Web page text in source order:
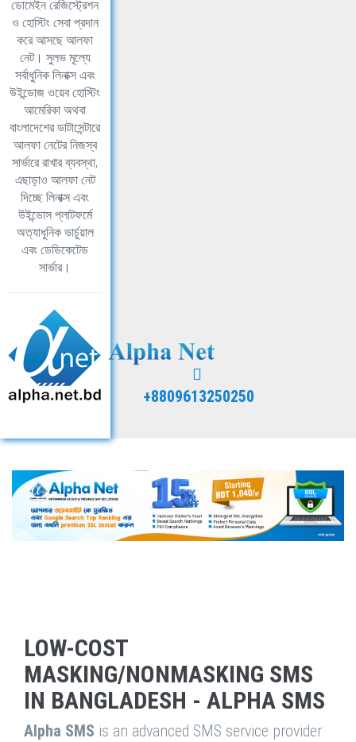
ডোমেইন রেজিস্ট্রেশন
ও হোস্টিং সেবা প্রদান
করে আসছে আলফা
নেট। সুলভ মূল্যে
সর্বাধুনিক লিনাক্স এবং
উইন্ডোজ ওয়েব হোস্টিং
আমেরিকা অথবা
বাংলাদেশের ডাটাসেন্টারে
আলফা নেটের নিজস্ব
সার্ভারে রাখার ব্যবস্থা,
এছাড়াও আলফা নেট
দিচ্ছে লিনাক্স এবং
উইন্ডোস প্লাটফর্মে
অত্যাধুনিক ভার্চুয়াল
এবং ডেডিকেটেড
সার্ভার।
+8809613250250
LOW-COST
MASKING/NONMASKING SMS
IN BANGLADESH - ALPHA SMS
Alpha SMS is an advanced SMS service provider